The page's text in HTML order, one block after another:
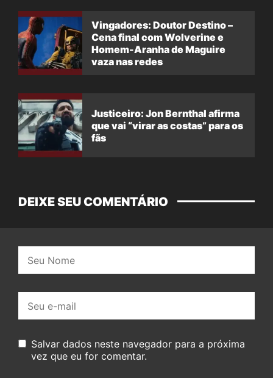
Vingadores: Doutor Destino –
Cena final com Wolverine e
Homem-Aranha de Maguire
vaza nas redes
Justiceiro: Jon Bernthal afirma
que vai “virar as costas” para os
fãs
DEIXE SEU COMENTÁRIO
mail:
Salvar dados neste navegador para a próxima
vez que eu for comentar.